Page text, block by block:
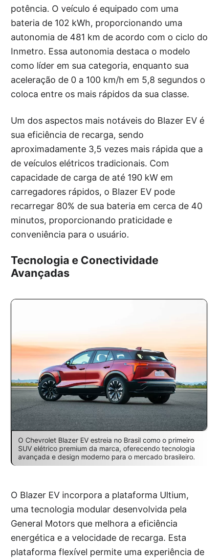
potência. O veículo é equipado com uma
bateria de 102 kWh, proporcionando uma
autonomia de 481 km de acordo com o ciclo do
Inmetro. Essa autonomia destaca o modelo
como líder em sua categoria, enquanto sua
aceleração de 0 a 100 km/h em 5,8 segundos o
coloca entre os mais rápidos da sua classe.
Um dos aspectos mais notáveis do Blazer EV é
sua eficiência de recarga, sendo
aproximadamente 3,5 vezes mais rápida que a
de veículos elétricos tradicionais. Com
capacidade de carga de até 190 kW em
carregadores rápidos, o Blazer EV pode
recarregar 80% de sua bateria em cerca de 40
minutos, proporcionando praticidade e
conveniência para o usuário.
Tecnologia e Conectividade
Avançadas
O Chevrolet Blazer EV estreia no Brasil como o primeiro
SUV elétrico premium da marca, oferecendo tecnologia
avançada e design moderno para o mercado brasileiro.
O Blazer EV incorpora a plataforma Ultium,
uma tecnologia modular desenvolvida pela
General Motors que melhora a eficiência
energética e a velocidade de recarga. Esta
plataforma flexível permite uma experiência de